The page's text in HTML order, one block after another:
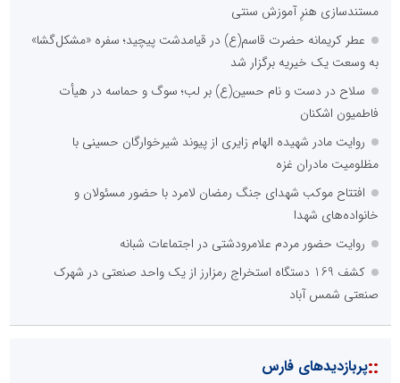
مستندسازی هنرِ آموزش سنتی
عطر کریمانه حضرت قاسم(ع) در قیامدشت پیچید؛ سفره «مشکل‌گشا»
به وسعت یک خیریه برگزار شد
سلاح در دست و نام حسین(ع) بر لب؛ سوگ و حماسه در هیأت
فاطمیون اشکنان
روایت مادر شهیده الهام زایری از پیوند شیرخوارگان حسینی با
مظلومیت مادران غزه
افتتاح موکب شهدای جنگ رمضان لامرد با حضور مسئولان و
خانواده‌های شهدا
روایت حضور مردم علامرودشتی در اجتماعات شبانه
کشف 169 دستگاه استخراج رمزارز از یک واحد صنعتی در شهرک
صنعتی شمس آباد
::پربازدیدهای فارس